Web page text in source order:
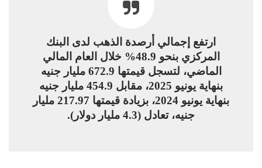
ارتفع إجمالي أرصدة الذهب لدى البنك
المركزي بنحو 48.9% خلال العام المالي
الماضي، لتسجل قيمتها 672.9 مليار جنيه
بنهاية يونيو 2025، مقابل 454.9 مليار جنيه
بنهاية يونيو 2024، بزيادة قيمتها 217.97 مليار
جنيه، تعادل (4.3 مليار دولار).